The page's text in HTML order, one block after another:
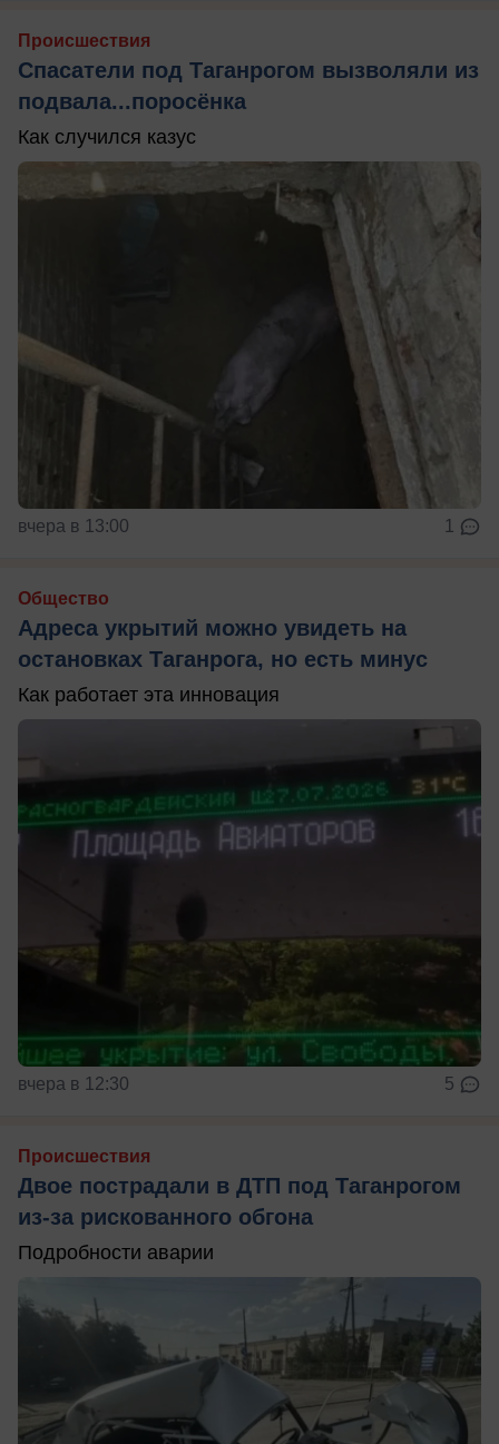
Происшествия
Спасатели под Таганрогом вызволяли из
подвала...поросёнка
Как случился казус
вчера в 13:00 1
Общество
Адреса укрытий можно увидеть на
остановках Таганрога, но есть минус
Как работает эта инновация
вчера в 12:30 5
Происшествия
Двое пострадали в ДТП под Таганрогом
из-за рискованного обгона
Подробности аварии